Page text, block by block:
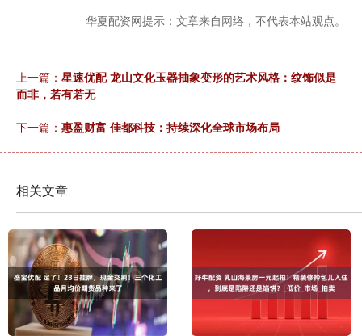
华夏配资网提示：文章来自网络，不代表本站观点。
上一篇： 星速优配 龙山文化玉器抽象变形的艺术风格：纹饰似是
而非，若有若无
下一篇： 惠盈财富 佳都科技：持续深化全球市场布局
相关文章